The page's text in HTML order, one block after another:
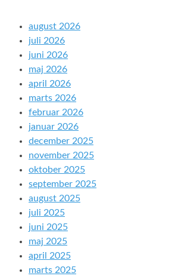
august 2026
juli 2026
juni 2026
maj 2026
april 2026
marts 2026
februar 2026
januar 2026
december 2025
november 2025
oktober 2025
september 2025
august 2025
juli 2025
juni 2025
maj 2025
april 2025
marts 2025